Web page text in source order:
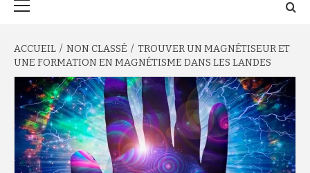
ACCUEIL NON CLASSÉ
TROUVER UN MAGNÉTISEUR ET
UNE FORMATION EN MAGNÉTISME DANS LES LANDES